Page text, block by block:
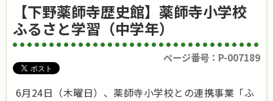
【下野薬師寺歴史館】薬師寺小学校
ふるさと学習（中学年）
ページ番号：P-007189
6月24日（木曜日）、薬師寺小学校との連携事業「ふ